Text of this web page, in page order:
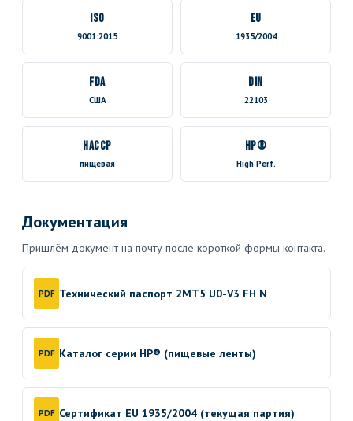
ISO
9001:2015
EU
1935/2004
FDA
США
DIN
22103
HACCP
пищевая
HP®
High Perf.
Документация
Пришлём документ на почту после короткой формы контакта.
PDF Технический паспорт 2MT5 U0-V3 FH N
PDF Каталог серии HP® (пищевые ленты)
PDF Сертификат EU 1935/2004 (текущая партия)